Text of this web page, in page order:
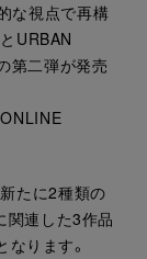
な視点で再構
URBAN
第二弾が発売
たに2種類の
関連した3作品
ります。